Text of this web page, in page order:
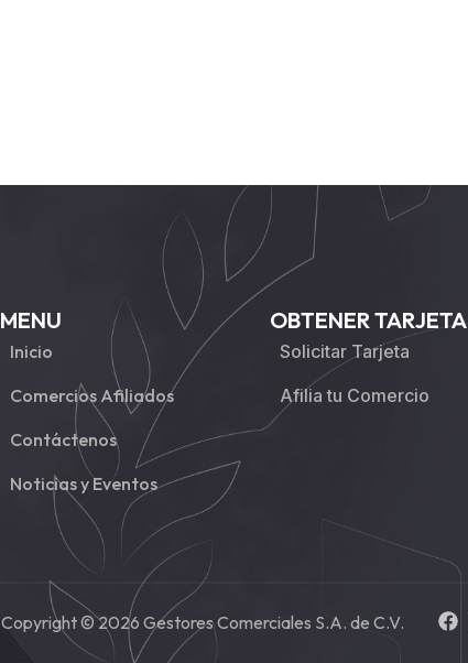
MENU
Inicio
Comercios Afiliados
Contáctenos
Noticias y Eventos
OBTENER TARJETA
Solicitar Tarjeta
Afilia tu Comercio
Copyright © 2026 Gestores Comerciales S.A. de C.V.